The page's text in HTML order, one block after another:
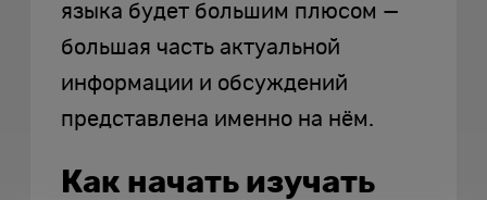
языка будет большим плюсом —
большая часть актуальной
информации и обсуждений
представлена именно на нём.
Как начать изучать